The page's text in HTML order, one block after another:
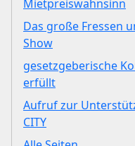
Mietpreiswahnsinn
Das große Fressen
Show
gesetzgeberische
erfüllt
Aufruf zur
CITY